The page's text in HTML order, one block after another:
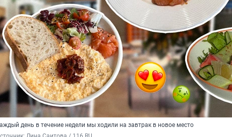
день в течение недели мы ходили на завтрак в новое место